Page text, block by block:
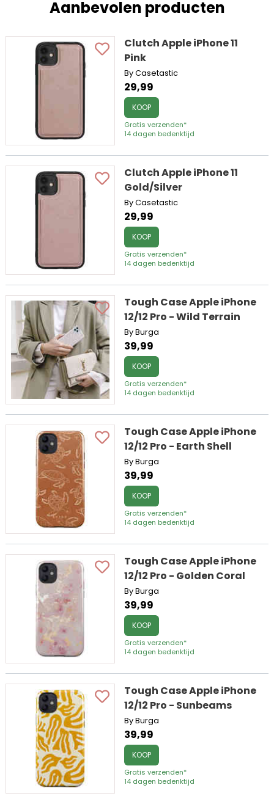
Aanbevolen producten
Clutch Apple iPhone 11
Pink
By Casetastic
29,99
KOOP
Gratis verzenden*
14 dagen bedenktijd
Clutch Apple iPhone 11
Gold/Silver
By Casetastic
29,99
KOOP
Gratis verzenden*
14 dagen bedenktijd
Tough Case Apple iPhone
12/12 Pro - Wild Terrain
By Burga
39,99
KOOP
Gratis verzenden*
14 dagen bedenktijd
Tough Case Apple iPhone
12/12 Pro - Earth Shell
By Burga
39,99
KOOP
Gratis verzenden*
14 dagen bedenktijd
Tough Case Apple iPhone
12/12 Pro - Golden Coral
By Burga
39,99
KOOP
Gratis verzenden*
14 dagen bedenktijd
Tough Case Apple iPhone
12/12 Pro - Sunbeams
By Burga
39,99
KOOP
Gratis verzenden*
14 dagen bedenktijd